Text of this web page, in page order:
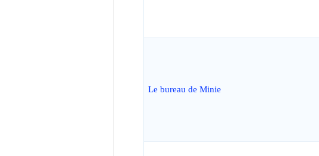
Le bureau de Minie